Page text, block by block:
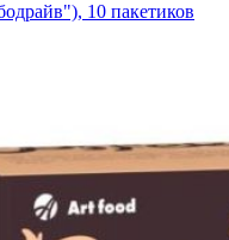
10 пакетиков